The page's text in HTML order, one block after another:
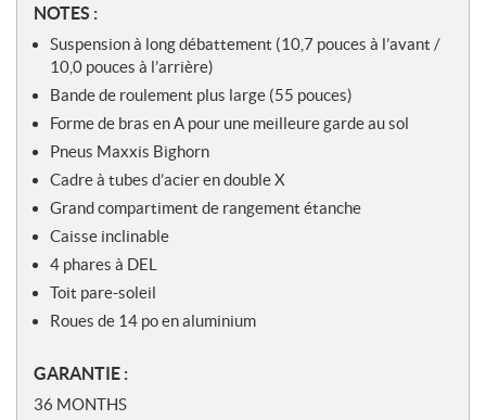
N
o
e
NOTES :
Suspension à long débattement (10,7 pouces à l’avant /
10,0 pouces à l’arrière)
Bande de roulement plus large (55 pouces)
Forme de bras en A pour une meilleure garde au sol
Pneus Maxxis Bighorn
Cadre à tubes d’acier en double X
Grand compartiment de rangement étanche
Caisse inclinable
4 phares à DEL
Toit pare-soleil
Roues de 14 po en aluminium
GARANTIE :
36 MONTHS